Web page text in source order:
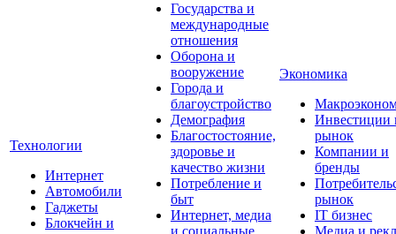
Технологии
Интернет
Автомобили
Гаджеты
Блокчейн и
Государства и
международные
отношения
Оборона и
вооружение
Города и
благоустройство
Демография
Благостостояние,
здоровье и
качество жизни
Потребление и
быт
Интернет, медиа
и социальные
Экономика
Инвестиции
рынок
Компании и
бренды
рынок
IT бизнес
Медиа и